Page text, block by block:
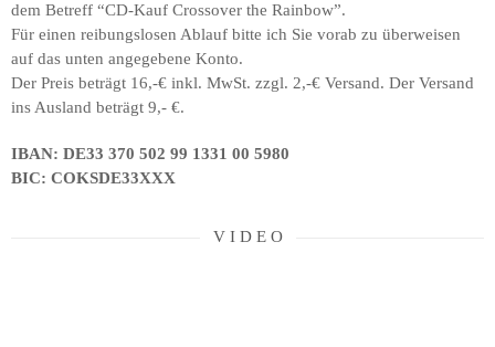
dem Betreff “CD-Kauf Crossover the Rainbow”.
Für einen reibungslosen Ablauf bitte ich Sie vorab zu überweisen
auf das unten angegebene Konto.
Der Preis beträgt 16,-€ inkl. MwSt. zzgl. 2,-€ Versand. Der Versand
ins Ausland beträgt 9,- €.
IBAN: DE33 370 502 99 1331 00 5980
BIC: COKSDE33XXX
V I D E O